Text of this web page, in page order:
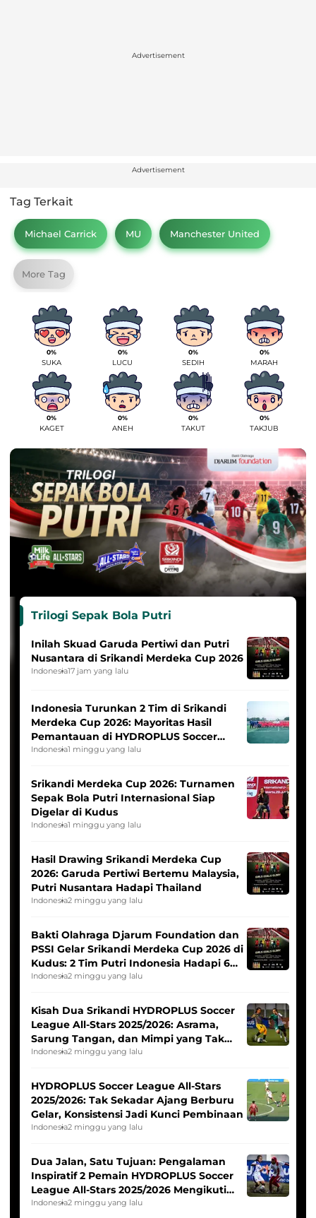
Advertisement
Advertisement
Tag Terkait
Michael Carrick MU Manchester United
More Tag
0%
SUKA
0%
LUCU
0%
SEDIH
0%
MARAH
0%
KAGET
0%
ANEH
0%
TAKUT
0%
TAKJUB
Trilogi Sepak Bola Putri
Inilah Skuad Garuda Pertiwi dan Putri
Nusantara di Srikandi Merdeka Cup 2026
Indonesia17 jam yang lalu
Indonesia Turunkan 2 Tim di Srikandi
Merdeka Cup 2026: Mayoritas Hasil
Pemantauan di HYDROPLUS Soccer
League
Indonesia1 minggu yang lalu
Srikandi Merdeka Cup 2026: Turnamen
Sepak Bola Putri Internasional Siap
Digelar di Kudus
Indonesia1 minggu yang lalu
Hasil Drawing Srikandi Merdeka Cup
2026: Garuda Pertiwi Bertemu Malaysia,
Putri Nusantara Hadapi Thailand
Indonesia2 minggu yang lalu
Bakti Olahraga Djarum Foundation dan
PSSI Gelar Srikandi Merdeka Cup 2026 di
Kudus: 2 Tim Putri Indonesia Hadapi 6
Tim Asia
Indonesia2 minggu yang lalu
Kisah Dua Srikandi HYDROPLUS Soccer
League All-Stars 2025/2026: Asrama,
Sarung Tangan, dan Mimpi yang Tak
Pernah Padam
Indonesia2 minggu yang lalu
HYDROPLUS Soccer League All-Stars
2025/2026: Tak Sekadar Ajang Berburu
Gelar, Konsistensi Jadi Kunci Pembinaan
Indonesia2 minggu yang lalu
Dua Jalan, Satu Tujuan: Pengalaman
Inspiratif 2 Pemain HYDROPLUS Soccer
League All-Stars 2025/2026 Mengikuti
Seleksi Timnas Indonesia Putri
Indonesia2 minggu yang lalu